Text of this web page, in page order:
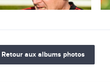
Retour aux albums photos